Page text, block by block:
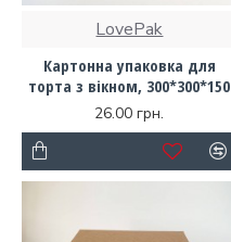
LovePak
Картонна упаковка для
торта з вікном, 300*300*150
26.00 грн.